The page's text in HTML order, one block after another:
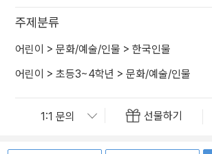
주제분류
어린이 > 문화/예술/인물 > 한국인물
어린이 > 초등3~4학년 > 문화/예술/인물
선물하기